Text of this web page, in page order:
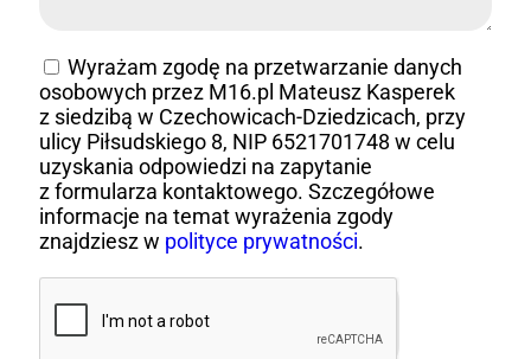
Wyrażam zgodę na przetwarzanie danych
osobowych przez M16.pl Mateusz Kasperek
z siedzibą w Czechowicach-Dziedzicach, przy
ulicy Piłsudskiego 8, NIP 6521701748 w celu
uzyskania odpowiedzi na zapytanie
z formularza kontaktowego. Szczegółowe
informacje na temat wyrażenia zgody
znajdziesz w polityce prywatności.